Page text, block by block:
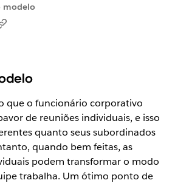
modelo
que o funcionário corporativo
de reuniões individuais, e isso
quanto seus subordinados
quando bem feitas, as
podem transformar o modo
trabalha. Um ótimo ponto de